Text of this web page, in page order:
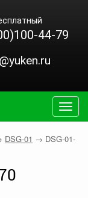
44-79
DSG-01 → DSG-01-